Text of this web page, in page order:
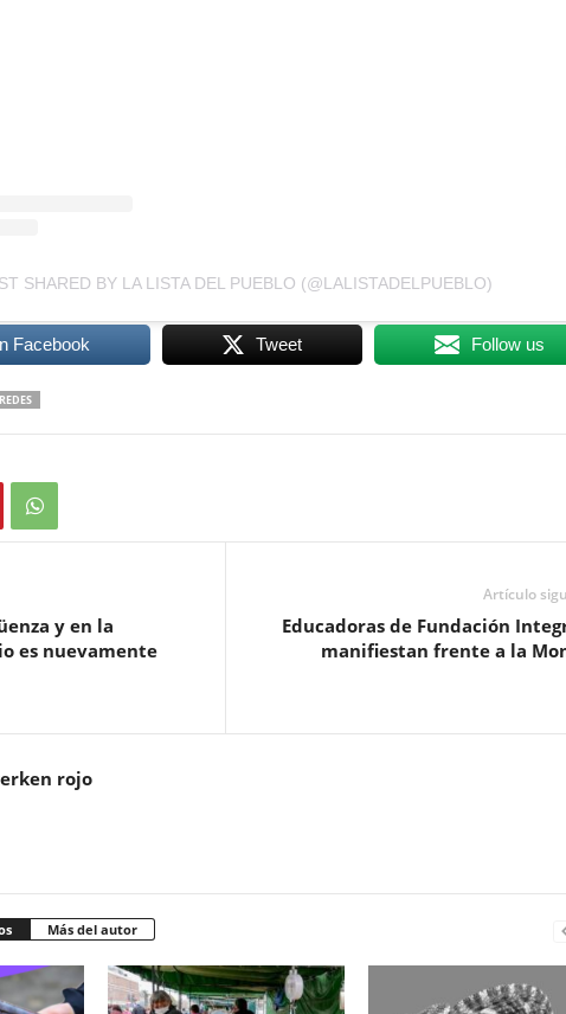
SHARED BY LA LISTA DEL PUEBLO (@LALISTADELPUEBLO)
Facebook Tweet Follow us
y en la
es nuevamente
Artículo
Educadoras de Fundación
manifiestan frente a la
rojo
Más del autor